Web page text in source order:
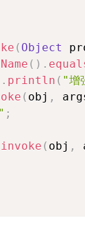
( Object
( ) .
. println ( "增
( obj ,
;
invoke ( obj ,